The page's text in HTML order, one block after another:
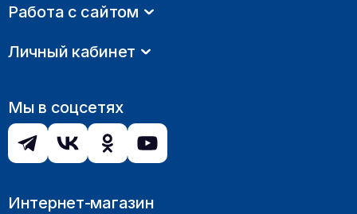
Работа с сайтом
Личный кабинет
Мы в соцсетях
Интернет-магазин